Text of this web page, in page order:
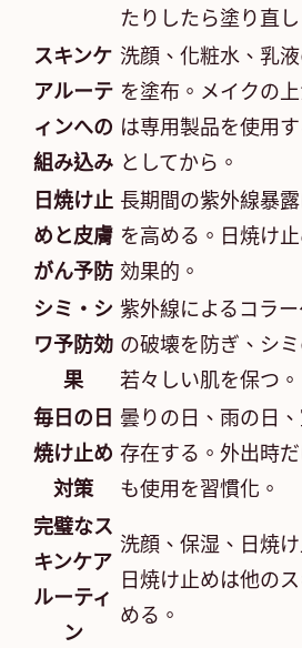
たりしたら塗り直し
スキンケ
アルーテ
ィンへの
組み込み
洗顔、化粧水、乳
を塗布。メイクの
は専用製品を使用
としてから。
日焼け止
めと皮膚
がん予防
長期間の紫外線暴
を高める。日焼け
効果的。
シミ・シ
ワ予防効
果
紫外線によるコラ
の破壊を防ぎ、シ
若々しい肌を保つ。
毎日の日
焼け止め
対策
曇りの日、雨の日
存在する。外出時
も使用を習慣化。
完璧なス
キンケア
ルーティ
ン
洗顔、保湿、日焼
日焼け止めは他の
める。